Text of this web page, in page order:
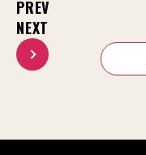
PREV
NEXT